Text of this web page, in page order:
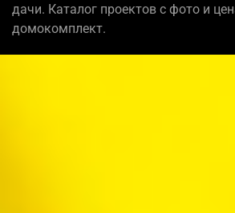
дачи. Каталог проектов с фото и
домокомплект.